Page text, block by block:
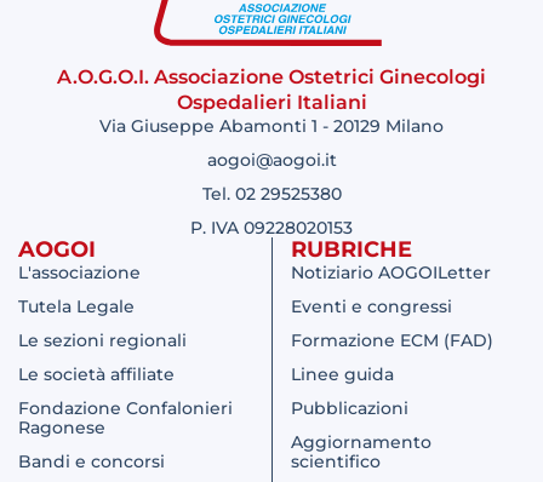
A.O.G.O.I. Associazione Ostetrici Ginecologi
Ospedalieri Italiani
Via Giuseppe Abamonti 1 - 20129 Milano
aogoi@aogoi.it
Tel. 02 29525380
P. IVA 09228020153
AOGOI
L'associazione
Tutela Legale
Le sezioni regionali
Le società affiliate
Fondazione Confalonieri
Ragonese
Bandi e concorsi
RUBRICHE
Notiziario AOGOILetter
Eventi e congressi
Formazione ECM (FAD)
Linee guida
Pubblicazioni
Aggiornamento
scientifico